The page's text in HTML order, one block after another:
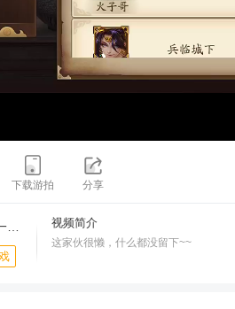
下载游拍 分享
视频简介
这家伙很懒，什么都没留下~~